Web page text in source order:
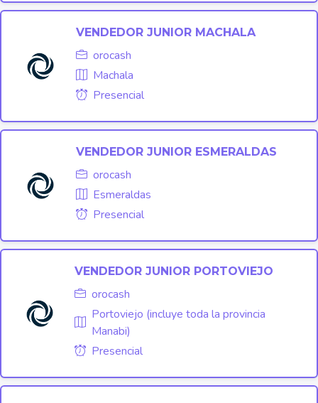
VENDEDOR JUNIOR MACHALA
orocash
Machala
Presencial
VENDEDOR JUNIOR ESMERALDAS
orocash
Esmeraldas
Presencial
VENDEDOR JUNIOR PORTOVIEJO
orocash
Portoviejo (incluye toda la provincia
Manabi)
Presencial